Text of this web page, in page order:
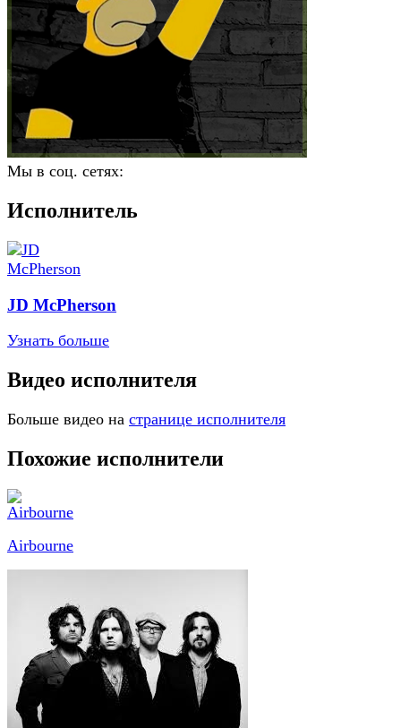
Мы в соц. сетях:
Исполнитель
JD McPherson
Узнать больше
Видео исполнителя
Больше видео на странице исполнителя
Похожие исполнители
Airbourne